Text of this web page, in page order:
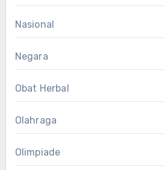
Nasional
Negara
Obat Herbal
Olahraga
Olimpiade